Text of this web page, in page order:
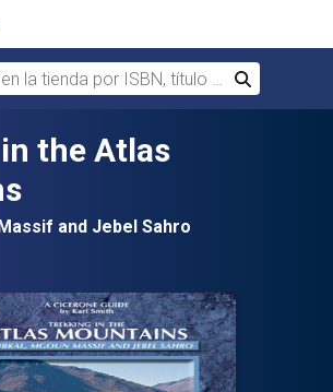
principal
la tienda por ISBN, título o autor
Buscar
the Atlas
and Jebel Sahro